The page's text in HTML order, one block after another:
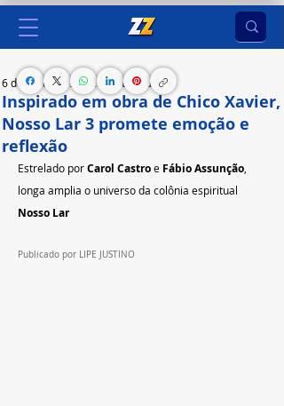
Inspirado em obra de Chico Xavier,
Nosso Lar 3 promete emoção e
reflexão
6 de jul. de 20252 min de leitura
Estrelado por Carol Castro e Fábio Assunção
longa amplia o universo da colônia espiritual
Nosso Lar
Publicado por LIPE JUSTINO